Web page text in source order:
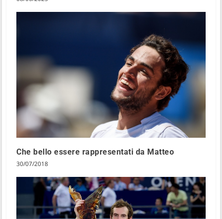
Che bello essere rappresentati da Matteo
30/07/2018